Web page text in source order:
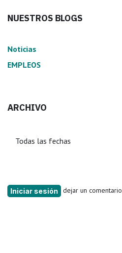
NUESTROS BLOGS
Noticias
EMPLEOS
ARCHIVO
Iniciar sesión dejar un comentario